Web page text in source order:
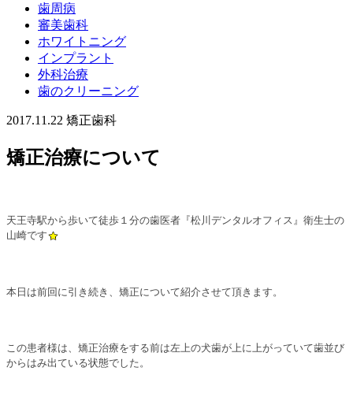
歯周病
審美歯科
ホワイトニング
インプラント
外科治療
歯のクリーニング
2017.11.22 矯正歯科
矯正治療について
天王寺駅から歩いて徒歩１分の歯医者『松川デンタルオフィス』 衛生士の
山崎です
本日は前回に引き続き、矯正について紹介させて頂きます。
この患者様は、矯正治療をする前は左上の犬歯が上に上がっていて歯並び
からはみ出ている状態でした。